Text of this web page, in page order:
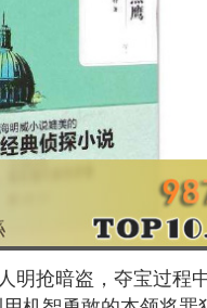
明抢暗盗，夺宝过程